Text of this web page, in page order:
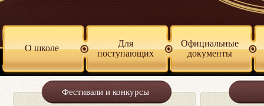
О школе
Для
поступающих
Официальные
документы
Фестивали и конкурсы